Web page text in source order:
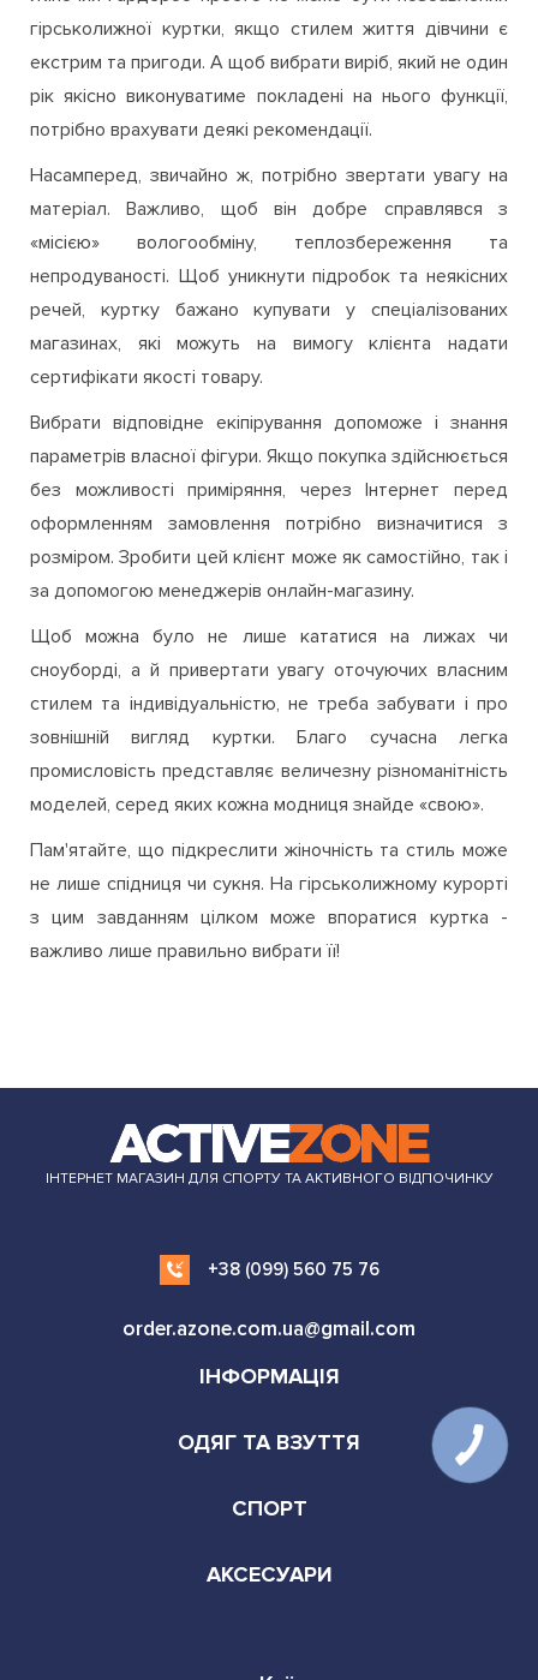
гірськолижної куртки, якщо стилем життя дівчини є
екстрим та пригоди. А щоб вибрати виріб, який не один
рік якісно виконуватиме покладені на нього функції,
потрібно врахувати деякі рекомендації.
Насамперед, звичайно ж, потрібно звертати увагу на
матеріал. Важливо, щоб він добре справлявся з
«місією» вологообміну, теплозбереження та
непродуваності. Щоб уникнути підробок та неякісних
речей, куртку бажано купувати у спеціалізованих
магазинах, які можуть на вимогу клієнта надати
сертифікати якості товару.
Вибрати відповідне екіпірування допоможе і знання
параметрів власної фігури. Якщо покупка здійснюється
без можливості приміряння, через Інтернет перед
оформленням замовлення потрібно визначитися з
розміром. Зробити цей клієнт може як самостійно, так і
за допомогою менеджерів онлайн-магазину.
Щоб можна було не лише кататися на лижах чи
сноуборді, а й привертати увагу оточуючих власним
стилем та індивідуальністю, не треба забувати і про
зовнішній вигляд куртки. Благо сучасна легка
промисловість представляє величезну різноманітність
моделей, серед яких кожна модниця знайде «свою».
Пам'ятайте, що підкреслити жіночність та стиль може
не лише спідниця чи сукня. На гірськолижному курорті
з цим завданням цілком може впоратися куртка -
важливо лише правильно вибрати її!
ІНТЕРНЕТ МАГАЗИН ДЛЯ СПОРТУ ТА АКТИВНОГО ВІДПОЧИНКУ
+38 (099) 560 75 76
order.azone.com.ua@gmail.com
ІНФОРМАЦІЯ
ОДЯГ ТА ВЗУТТЯ
СПОРТ
АКСЕСУАРИ